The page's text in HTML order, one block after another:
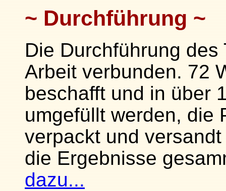
Durchführung
Die Durchführung
Arbeit verbunden. 72
beschafft und in über
umgefüllt werden, die
verpackt und
die Ergebnisse
dazu...